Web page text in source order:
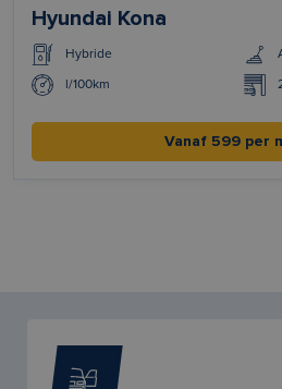
Hyundai Kona
Hybride
l/100km
Vanaf 599 per